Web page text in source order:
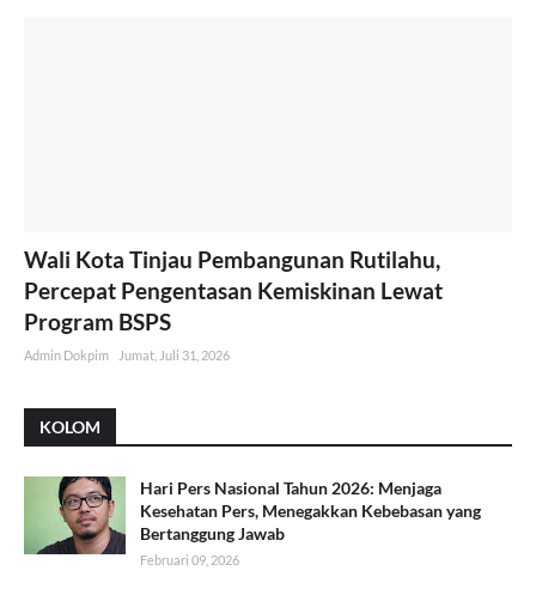
Wali Kota Tinjau Pembangunan Rutilahu,
Percepat Pengentasan Kemiskinan Lewat
Program BSPS
Admin Dokpim Jumat, Juli 31, 2026
KOLOM
Hari Pers Nasional Tahun 2026: Menjaga
Kesehatan Pers, Menegakkan Kebebasan yang
Bertanggung Jawab
Februari 09, 2026